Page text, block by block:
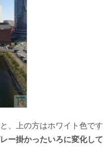
、上の方はホワイト色です
ー掛かったいろに変化して